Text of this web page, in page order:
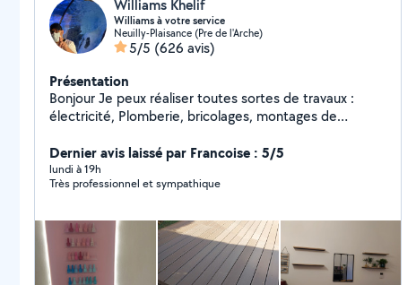
Williams Khelif
Williams à votre service
Neuilly-Plaisance (Pre de l'Arche)
5/5 (626 avis)
Présentation
Bonjour Je peux réaliser toutes sortes de travaux :
électricité, Plomberie, bricolages, montages de
propre et soigné. Zéro six,seize, Vingt six,dix sept,
Quatre vingt dix. Si vous me contactez directement par
téléphone laisser moi vos coordonnées. Merci. Williams
Dernier avis laissé par Francoise : 5/5
lundi à 19h
Très professionnel et sympathique